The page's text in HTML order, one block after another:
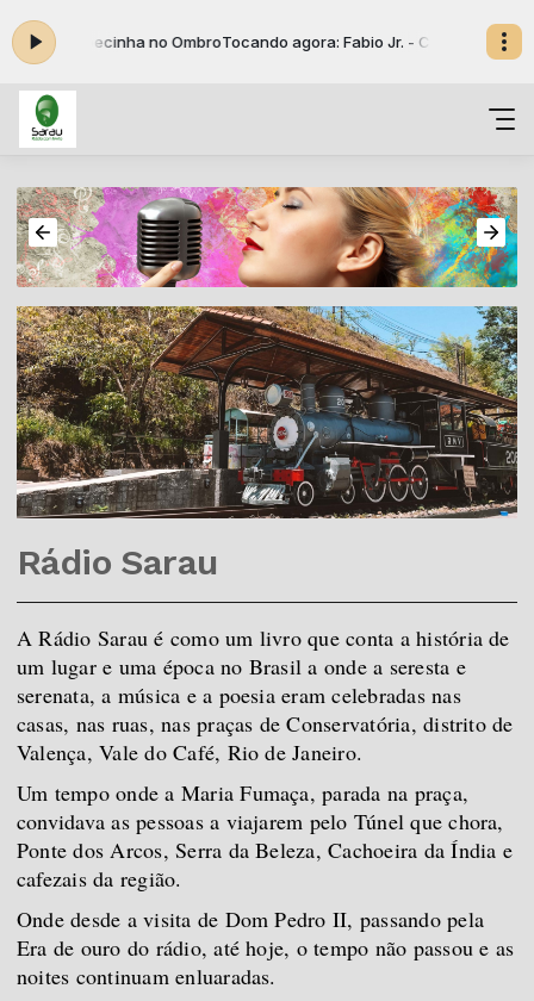
Jr. - Cabecinha no OmbroTocando agora: Fabio Jr. - Cabecinha no
Rádio Sarau
A Rádio Sarau é como um livro que conta a história de
um lugar e uma época no Brasil a onde a seresta e
serenata, a música e a poesia eram celebradas nas
casas, nas ruas, nas praças de Conservatória, distrito de
Valença, Vale do Café, Rio de Janeiro.
Um tempo onde a Maria Fumaça, parada na praça,
convidava as pessoas a viajarem pelo Túnel que chora,
Ponte dos Arcos, Serra da Beleza, Cachoeira da Índia e
cafezais da região.
Onde desde a visita de Dom Pedro II, passando pela
Era de ouro do rádio, até hoje, o tempo não passou e as
noites continuam enluaradas.